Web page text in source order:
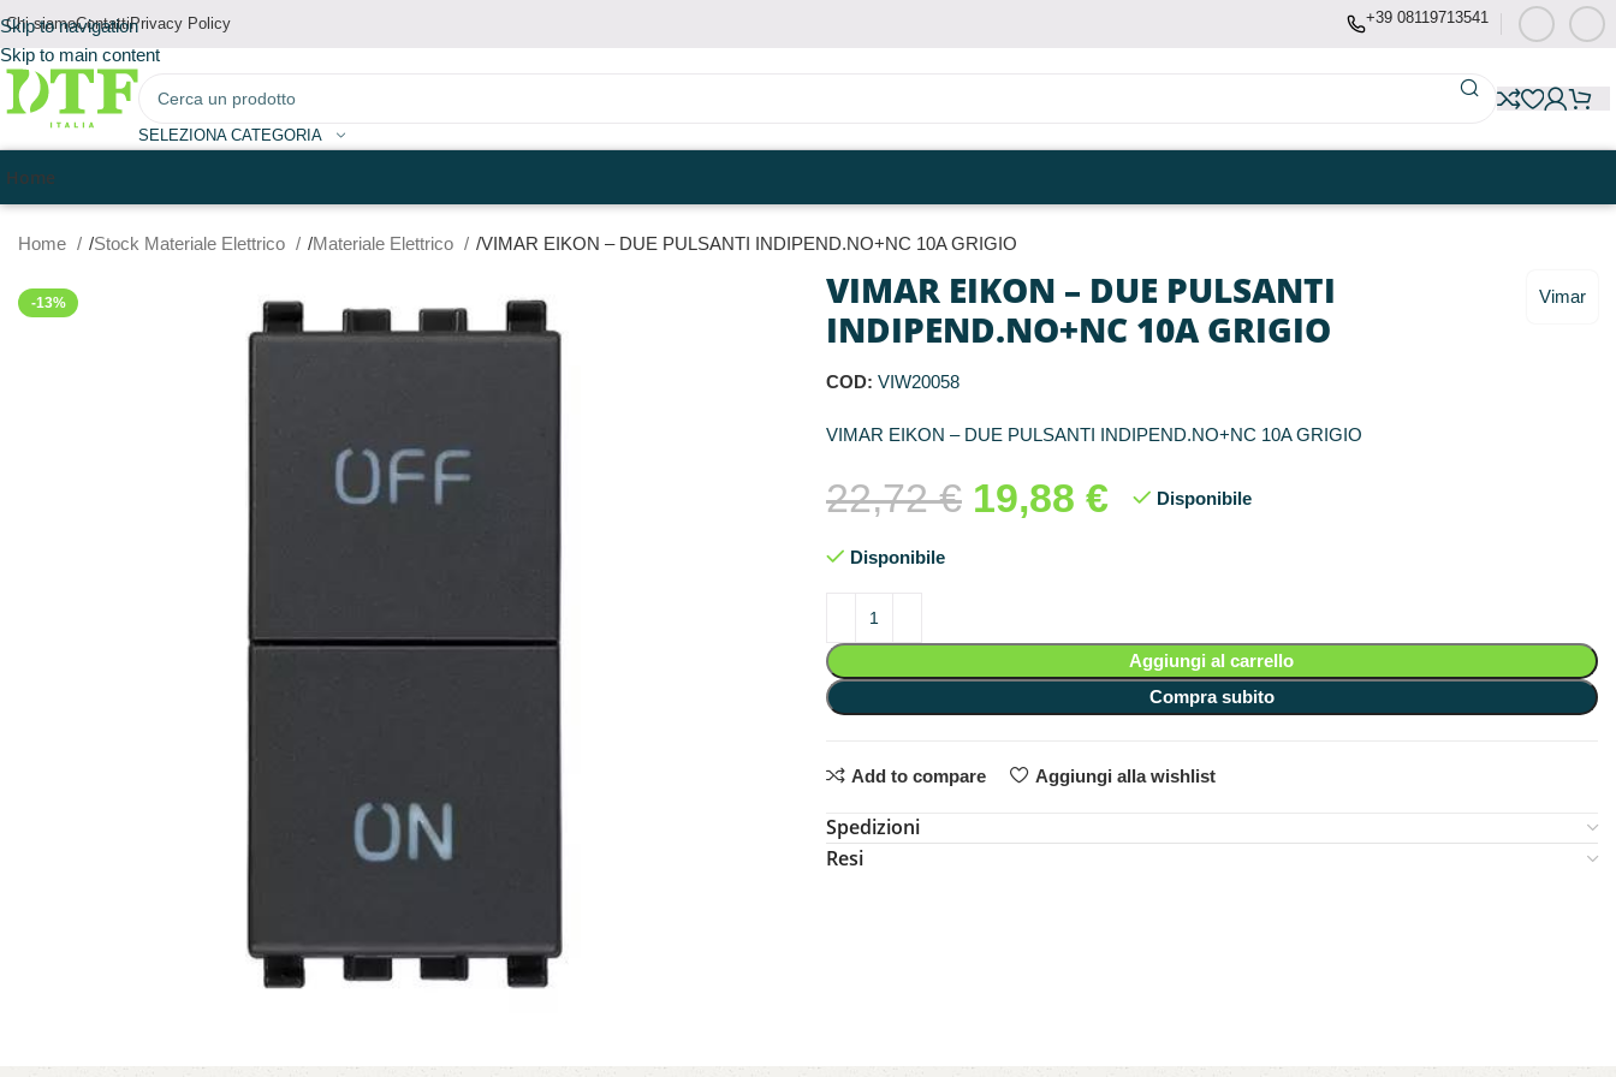
Skip to navigation
Skip to main content
Chi siamoContattiPrivacy Policy +39 08119713541
SELEZIONA CATEGORIA
Home
Home Stock Materiale Elettrico Materiale Elettrico VIMAR EIKON – DUE PULSANTI INDIPEND.NO+NC 10A GRIGIO
-13%
VIMAR EIKON – DUE PULSANTI
INDIPEND.NO+NC 10A GRIGIO
Vimar
COD: VIW20058
VIMAR EIKON – DUE PULSANTI INDIPEND.NO+NC 10A GRIGIO
22,72€ 19,88 € Disponibile
Disponibile
Aggiungi al carrello
Compra subito
Add to compare Aggiungi alla wishlist
Spedizioni
Resi